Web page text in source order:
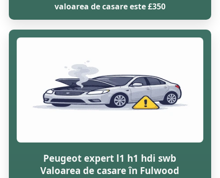
valoarea de casare este £350
Peugeot expert l1 h1 hdi swb
Valoarea de casare în Fulwood